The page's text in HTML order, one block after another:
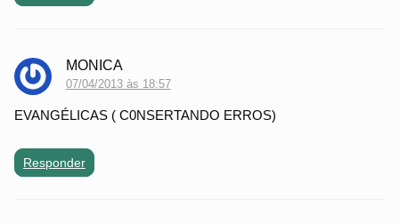
MONICA
07/04/2013 às 18:57
EVANGÉLICAS ( C0NSERTANDO ERROS)
Responder